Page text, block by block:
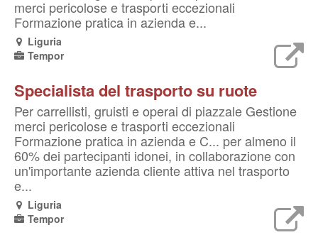
merci pericolose e trasporti eccezionali
Formazione pratica in azienda e...
Liguria
Tempor
Specialista del trasporto su ruote
Per carrellisti, gruisti e operai di piazzale Gestione
merci pericolose e trasporti eccezionali
Formazione pratica in azienda e C... per almeno il
60% dei partecipanti idonei, in collaborazione con
un'importante azienda cliente attiva nel trasporto
e...
Liguria
Tempor